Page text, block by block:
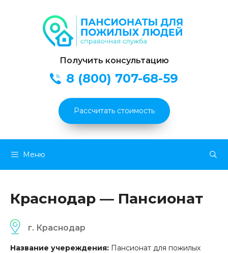
Получить консультацию
8 (800) 707-68-59
Рассчитать стоимость
Меню
Краснодар — Пансионат
г. Краснодар
Название учереждения: Пансионат для пожилых